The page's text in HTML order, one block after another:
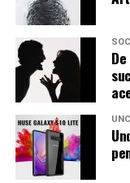
asigurat suportul
României la
contribuind la
mai bune condiții.
Prin câștigarea
titlului de
desemnarea lui
International